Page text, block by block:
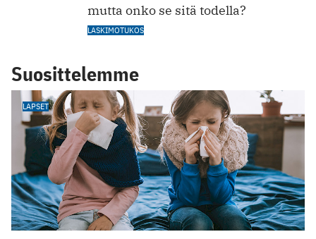
mutta onko se sitä todella?
LASKIMOTUKOS
Suosittelemme
LAPSET